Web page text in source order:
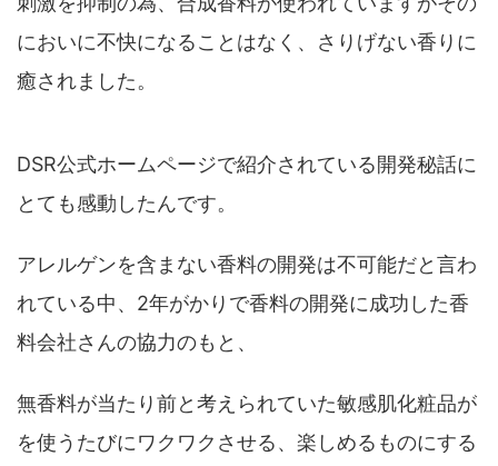
においに不快になることはなく、さりげない香りに
癒されました。
DSR公式ホームページで紹介されている開発秘話に
とても感動したんです。
アレルゲンを含まない香料の開発は不可能だと言わ
れている中、2年がかりで香料の開発に成功した香
料会社さんの協力のもと、
無香料が当たり前と考えられていた敏感肌化粧品が
を使うたびにワクワクさせる、楽しめるものにする